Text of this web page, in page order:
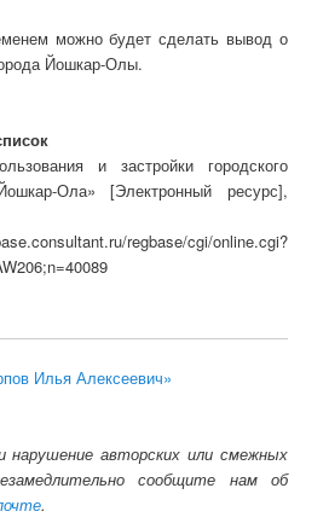
можно будет сделать вывод о
Йошкар-Олы.
и застройки городского
Ола» [Электронный ресурс],
regbase/cgi/online.cgi?
Илья Алексеевич»
нарушение авторских или смежных
сообщите нам об
.